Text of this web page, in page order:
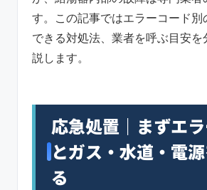
す。この記事ではエラーコード別
できる対処法、業者を呼ぶ目安
説します。
応急処置｜まずエ
とガス・水道・電
る